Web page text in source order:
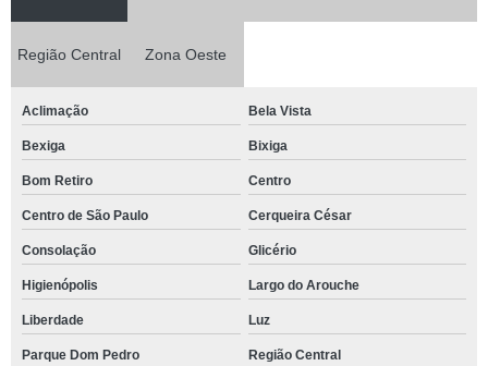
Região Central Zona Oeste
Aclimação Bela Vista
Bexiga Bixiga
Bom Retiro Centro
Centro de São Paulo Cerqueira César
Consolação Glicério
Higienópolis Largo do Arouche
Liberdade Luz
Parque Dom Pedro Região Central